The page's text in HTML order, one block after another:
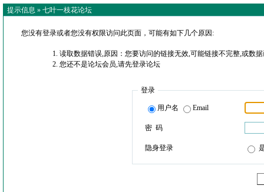
提示信息 » 七叶一枝花论坛
您没有登录或者您没有权限访问此页面，可能有如下几个原因:
读取数据错误,原因：您要访问的链接无效,可能链接不完整,或数
您还不是论坛会员,请先登录论坛
登录
用户名 Email
密 码
隐身登录